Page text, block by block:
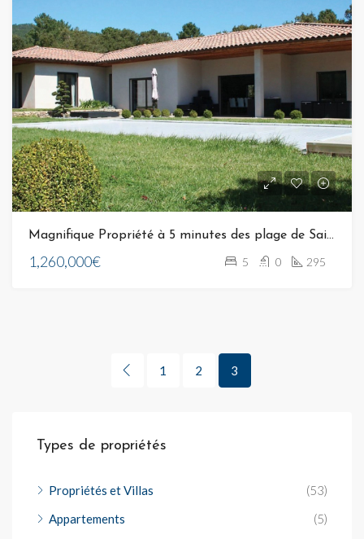
Magnifique Propriété à 5 minutes des plage de Saint Cyprien 20137 Lecci de Porto Vecchio
1,260,000€ 5 0 295
1 2 3
Types de propriétés
Propriétés et Villas
(53)
Appartements
(5)